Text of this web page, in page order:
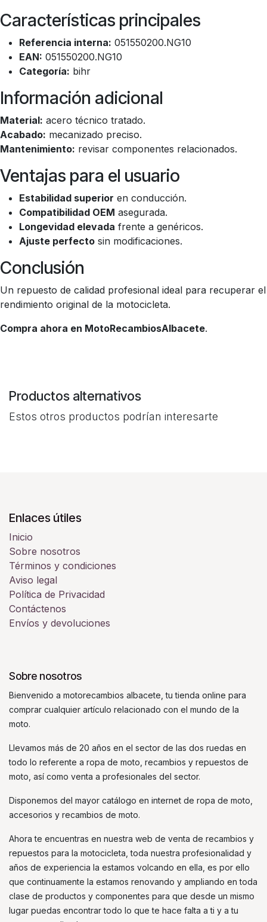
Características principales
Referencia interna: 051550200.NG10
EAN: 051550200.NG10
Categoría: bihr
Información adicional
Material: acero técnico tratado.
Acabado: mecanizado preciso.
Mantenimiento: revisar componentes relacionados.
Ventajas para el usuario
Estabilidad superior en conducción.
Compatibilidad OEM asegurada.
Longevidad elevada frente a genéricos.
Ajuste perfecto sin modificaciones.
Conclusión
Un repuesto de calidad profesional ideal para recuperar el
rendimiento original de la motocicleta.
Compra ahora en MotoRecambiosAlbacete.
Productos alternativos
Estos otros productos podrían interesarte
Enlaces útiles
Inicio
Sobre nosotros
Términos y condiciones
Aviso legal
Política de Privacidad
Contáctenos
Envíos y devoluciones
Sobre nosotros
Bienvenido a motorecambios albacete, tu tienda online para
comprar cualquier artículo relacionado con el mundo de la
moto.
Llevamos más de 20 años en el sector de las dos ruedas en
todo lo referente a ropa de moto, recambios y repuestos de
moto, así como venta a profesionales del sector.
Disponemos del mayor catálogo en internet de ropa de moto,
accesorios y recambios de moto.
Ahora te encuentras en nuestra web de venta de recambios y
repuestos para la motocicleta, toda nuestra profesionalidad y
años de experiencia la estamos volcando en ella, es por ello
que continuamente la estamos renovando y ampliando en toda
clase de productos y componentes para que desde un mismo
lugar puedas encontrar todo lo que te hace falta a ti y a tu